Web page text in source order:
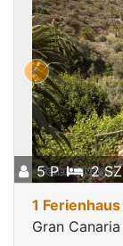
5 P 2
1
Gran